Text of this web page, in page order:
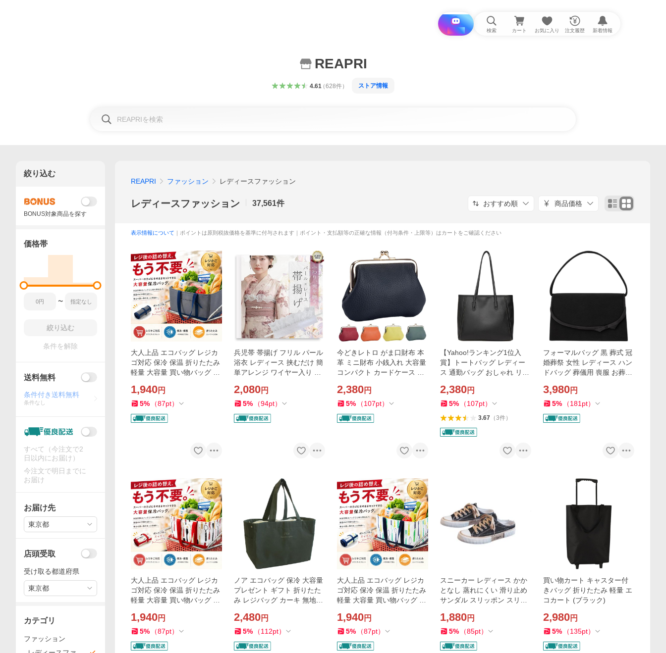
i と探す 検索 カート お気に入り 注文履歴 新着情報
REAPRI
4.61（628件） ストア情報
REAPRI ファッション レディースファッション
レディースファッション 37,561件 おすすめ順 商品価格
表示情報について ｜ポイントは原則税抜価格を基準に付与されます｜ポイント・支払額等の正確な情報（付与条件・上限等）はカートをご確認ください
大人上品 エコバッグ レジカ
ゴ対応 保冷 保温 折りたたみ
軽量 大容量 買い物バッグ (0
1,940円
5% （87pt）
兵児帯 帯揚げ フリル パール
浴衣 レディース 挟むだけ 簡
単アレンジ ワイヤー入り 高
会 (ホワイト)
2,080円
5% （94pt）
今どきレトロ がま口財布 本
革 ミニ財布 小銭入れ 大容量
コンパクト カードケース MD
5cm)
2,380円
5% （107pt）
【Yahoo!ランキング1位入
賞】トートバッグ レディー
ス 通勤バッグ おしゃれ リク
2,380円
5% （107pt）
3.67（3件）
フォーマルバッグ 黒 葬式 冠
婚葬祭 女性 レディース ハン
ドバッグ 葬儀用 喪服 お葬式
(A.リボン)
3,980円
5% （181 pt）
大人上品 エコバッグ レジカ
ゴ対応 保冷 保温 折りたたみ
軽量 大容量 買い物バッグ (0
1,940円
5% （87pt）
ノア エコバッグ 保冷 大容量
プレゼント ギフト 折りたた
み レジバッグ カーキ 無地
2,480円
5% （112pt）
大人上品 エコバッグ レジカ
ゴ対応 保冷 保温 折りたたみ
軽量 大容量 買い物バッグ (0
1,940円
5% （87pt）
スニーカー レディース かか
となし 蒸れにくい 滑り止め
サンダル スリッポン スリッ
ラック, 24.0 cm)
1,880円
5% （85pt）
買い物カート キャスター付
きバッグ 折りたたみ 軽量 エ
コカート (ブラック)
2,980円
5% （135pt）
絞り込む
BONUS対象商品を探す
価格帯
〜
絞り込む
条件を解除
送料無料
条件付き送料無料
条件なし
すべて（今注文で2
日以内にお届け）
今注文で明日までに
お届け
お届け先
東京都
店頭受取
受け取る都道府県
東京都
カテゴリ
ファッション